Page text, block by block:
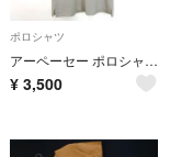
ポロシャツ
アーペーセー ポロシャツ トップス 半袖 ロゴ ゴルウウエア レディース XSサイズ ホワイト A.P.C.
¥ 3,500